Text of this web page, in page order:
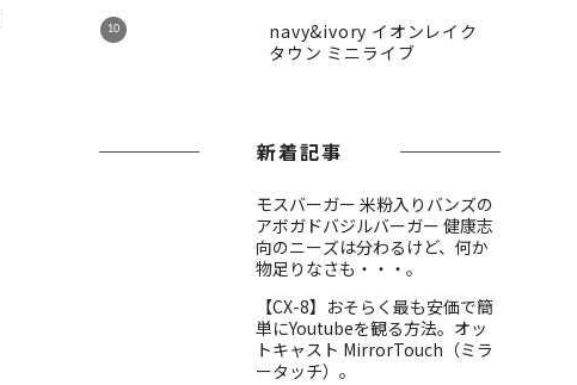
navy&ivory イオンレイク
タウン ミニライブ
新着記事
モスバーガー 米粉入りバンズの
アボガドバジルバーガー 健康志
向のニーズは分わるけど、何か
物足りなさも・・・。
【CX-8】おそらく最も安価で簡
単にYoutubeを観る方法。オッ
トキャスト MirrorTouch（ミラ
ータッチ）。